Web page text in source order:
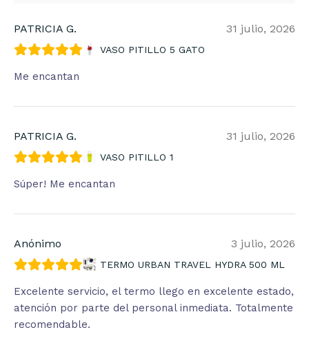
PATRICIA G. 31 julio, 2026
VASO PITILLO 5 GATO
Me encantan
PATRICIA G. 31 julio, 2026
VASO PITILLO 1
Súper! Me encantan
Anónimo 3 julio, 2026
TERMO URBAN TRAVEL HYDRA 500 ML
Excelente servicio, el termo llego en excelente estado,
atención por parte del personal inmediata. Totalmente
recomendable.